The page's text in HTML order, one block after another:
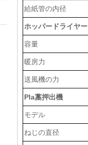
給紙管の内径
ホッパードライヤー
容量
暖房力
送風機の力
Pla藁押出機
モデル
ねじの直径